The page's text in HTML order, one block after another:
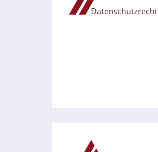
Datenschutzrecht